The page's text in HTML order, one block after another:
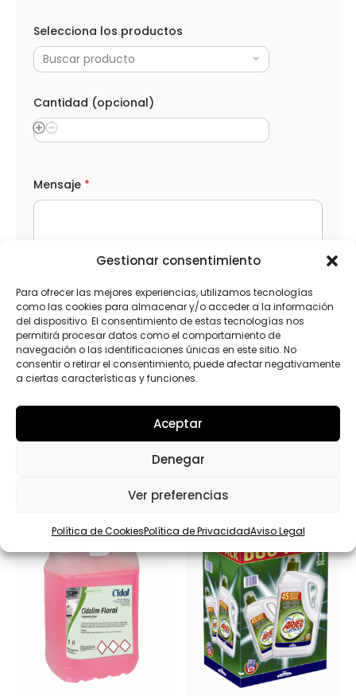
Gestionar consentimiento
Para ofrecer las mejores experiencias, utilizamos tecnologías
como las cookies para almacenar y/o acceder a la información
del dispositivo. El consentimiento de estas tecnologías nos
permitirá procesar datos como el comportamiento de
navegación o las identificaciones únicas en este sitio. No
consentir o retirar el consentimiento, puede afectar negativamente
a ciertas características y funciones.
Aceptar
Denegar
Ver preferencias
Política de CookiesPolítica de PrivacidadAviso Legal
Selecciona los productos
Buscar producto
Cantidad (opcional)
Mensaje *
O
P
D
*
He leído y acepto laPolítica de privacidad
Enviar
Productos relacionados